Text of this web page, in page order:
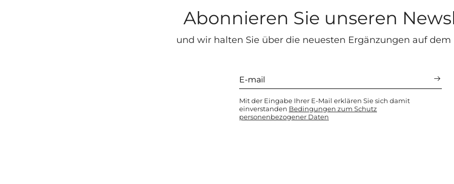
Abonnieren Sie unseren
und wir halten Sie über die neuesten Ergänzungen auf dem
Mit der Eingabe Ihrer E-Mail erklären Sie sich damit
einverstanden Bedingungen zum Schutz
personenbezogener Daten